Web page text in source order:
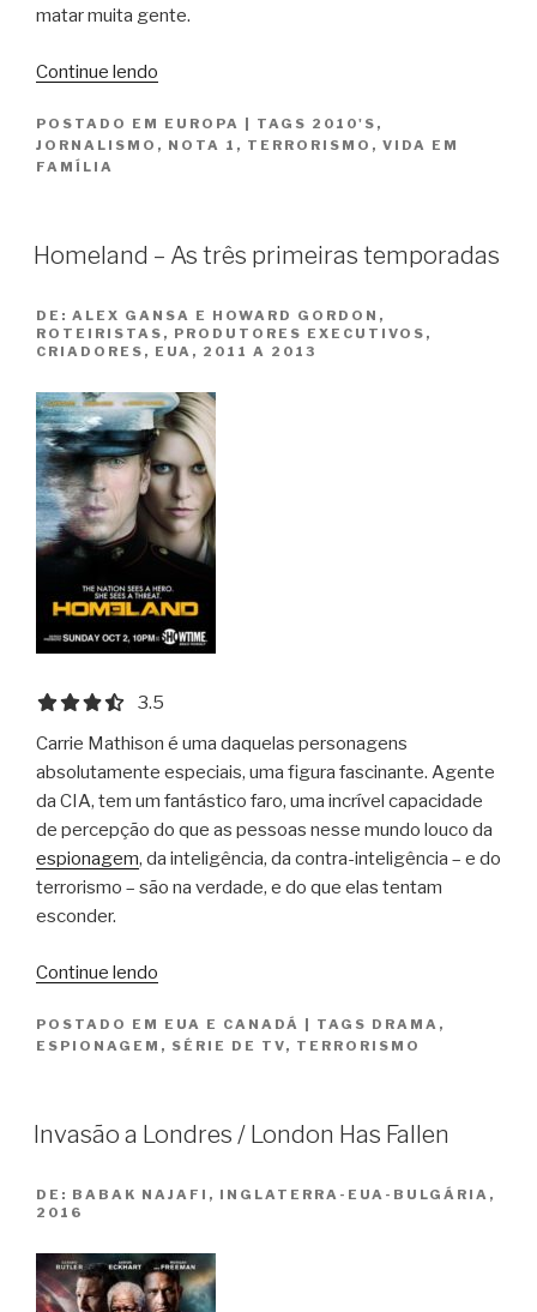
matar muita gente.
Continue lendo
Boa
Noite
Ganger
POSTADO EM EUROPA TAGS 2010'S ,
JORNALISMO , NOTA 1 , TERRORISMO , VIDA EM
FAMÍLIA
Homeland – As três primeiras temporadas
DE: ALEX GANSA E HOWARD GORDON,
ROTEIRISTAS, PRODUTORES EXECUTIVOS,
CRIADORES, EUA, 2011 A 2013
3.5 out of 5.0 stars
3.5
Carrie Mathison é uma daquelas personagens
absolutamente especiais, uma figura fascinante. Agente
da CIA, tem um fantástico faro, uma incrível capacidade
de percepção do que as pessoas nesse mundo louco da
espionagem, da inteligência, da contra-inteligência – e do
terrorismo – são na verdade, e do que elas tentam
esconder.
Continue lendo
As
três
POSTADO EM EUA E CANADÁ TAGS DRAMA ,
ESPIONAGEM , SÉRIE DE TV, TERRORISMO
Invasão a Londres / London Has Fallen
DE: BABAK NAJAFI, INGLATERRA-EUA-BULGÁRIA,
2016